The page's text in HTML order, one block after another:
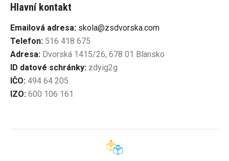
Hlavní kontakt
Emailová adresa: skola@zsdvorska.com
Telefon: 516 418 675
Adresa: Dvorská 1415/26, 678 01 Blansko
ID datové schránky: zdyig2g
IČO: 494 64 205
IZO: 600 106 161